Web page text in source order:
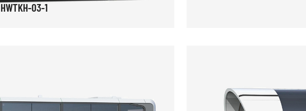
HWTKH-03-1